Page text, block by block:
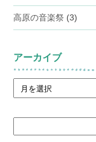
高原の音楽祭 (3)
アーカイブ